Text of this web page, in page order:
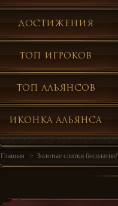
Достижения
Топ игроков
Топ альянсов
Иконка альянса
Главная Золотые слитки бесплатно!